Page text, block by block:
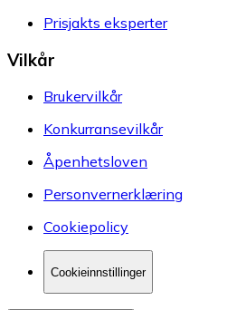
Prisjakts eksperter
Vilkår
Brukervilkår
Konkurransevilkår
Åpenhetsloven
Personvernerklæring
Cookiepolicy
Cookieinnstillinger